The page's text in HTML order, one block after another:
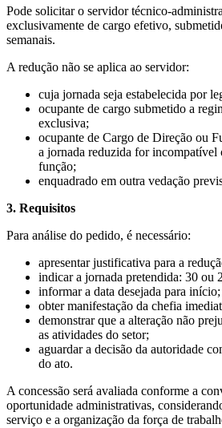
Pode solicitar o servidor técnico-
exclusivamente de cargo efetivo,
semanais.
A redução não se aplica ao servidor:
cuja jornada seja estabelecida por
ocupante de cargo submetido a
exclusiva;
ocupante de Cargo de Direção ou
a jornada reduzida for incompatível
função;
enquadrado em outra vedação
3. Requisitos
Para análise do pedido, é necessário:
apresentar justificativa para a
indicar a jornada pretendida: 30 ou
informar a data desejada para início;
obter manifestação da chefia
demonstrar que a alteração não
as atividades do setor;
aguardar a decisão da autoridade
do ato.
A concessão será avaliada conforme a
oportunidade administrativas,
serviço e a organização da força de